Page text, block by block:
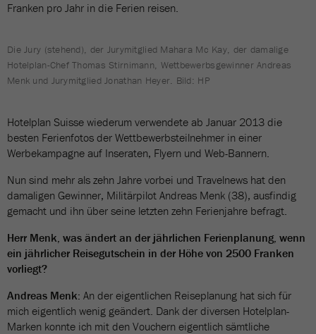
Franken pro Jahr in die Ferien reisen.
Die Jury (stehend), der Jurymitglied Mahara Mc Kay, der damalige
Hotelplan-Chef Thomas Stirnimann, Wettbewerbsgewinner Andreas
Menk und Jurymitglied Jonathan Heyer. Bild: HP
Hotelplan Suisse wiederum verwendete ab Januar 2013 die
besten Ferienfotos der Wettbewerbsteilnehmer in einer
Werbekampagne auf Inseraten, Flyern und Web-Bannern.
Nun sind mehr als zehn Jahre vorbei und Travelnews hat den
damaligen Gewinner, Militärpilot Andreas Menk (38), ausfindig
gemacht und ihn über seine letzten zehn Ferienjahre befragt.
Herr Menk, was ändert an der jährlichen Ferienplanung, wenn
ein jährlicher Reisegutschein in der Höhe von 2500 Franken
vorliegt?
Andreas Menk: An der eigentlichen Reiseplanung hat sich für
mich eigentlich wenig geändert. Dank der diversen Hotelplan-
Marken konnte ich mit den Vouchern eigentlich sämtliche